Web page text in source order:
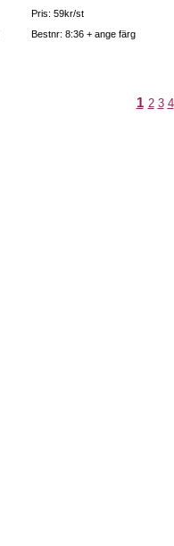
Pris: 59kr/st
Bestnr: 8:36 + ange färg
1 2 3 4